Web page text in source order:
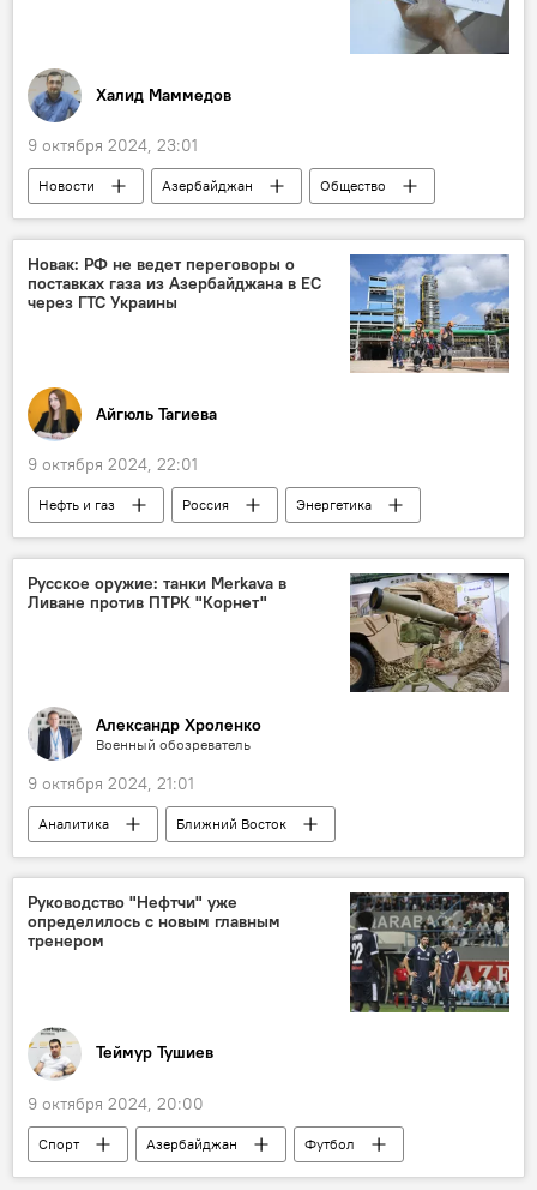
Ближний Восток
Халид Маммедов
9 октября 2024, 23:01
Новости Азербайджан
Общество
Заработная плата
частный сектор
мнение
Вугар Байрамов
оплата труда
Новак: РФ не ведет переговоры о
поставках газа из Азербайджана в ЕС
через ГТС Украины
Айгюль Тагиева
9 октября 2024, 22:01
Нефть и газ Россия
Энергетика
Азербайджан
Украина
Газ
Транзит
своповые поставки
Турция
ЕС
Александр Новак
Русское оружие: танки Merkava в
Ливане против ПТРК "Корнет"
Александр Хроленко
Военный обозреватель
9 октября 2024, 21:01
Аналитика
Ближний Восток
Израиль
Ливан
Хезболла
Вооружение
Танк
ВСУ
Украина
Руководство "Нефтчи" уже
определилось с новым главным
тренером
Теймур Тушиев
9 октября 2024, 20:00
Спорт Азербайджан
Футбол
ФК "Нефтчи"
Роман Григорчук